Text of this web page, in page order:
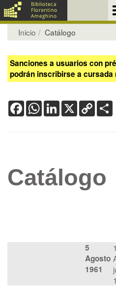
Inicio Catálogo
Sanciones a usuarios con
podrán inscribirse a
FacebookWhatsApp
LinkedIn
X Copy
Link
Catálogo
5
Agosto
1961